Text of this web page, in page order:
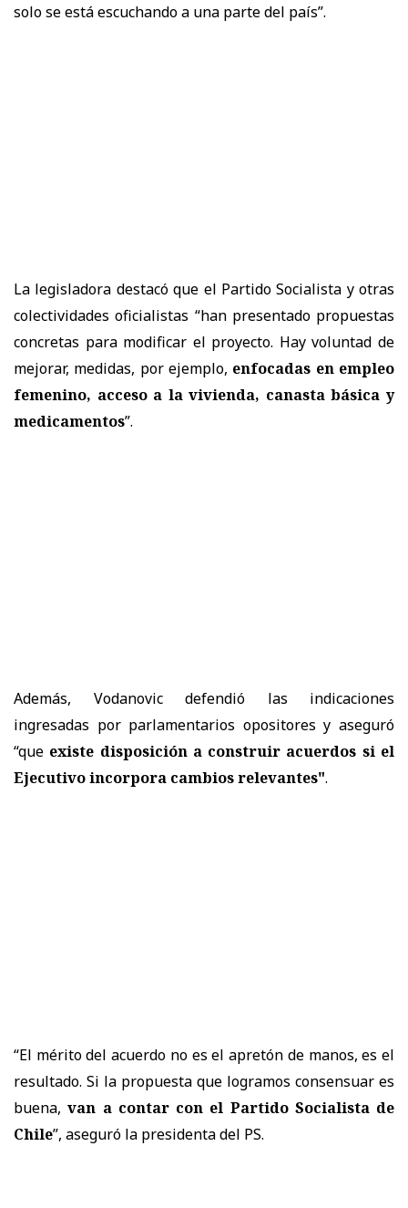
solo se está escuchando a una parte del país”.
La legisladora destacó que el Partido Socialista y otras
colectividades oficialistas “han presentado propuestas
concretas para modificar el proyecto. Hay voluntad de
mejorar, medidas, por ejemplo, enfocadas en empleo
femenino, acceso a la vivienda, canasta básica y
medicamentos”.
Además, Vodanovic defendió las indicaciones
ingresadas por parlamentarios opositores y aseguró
“que existe disposición a construir acuerdos si el
Ejecutivo incorpora cambios relevantes".
“El mérito del acuerdo no es el apretón de manos, es el
resultado. Si la propuesta que logramos consensuar es
buena,van a contar con el Partido Socialista de
Chile”, aseguró la presidenta del PS.